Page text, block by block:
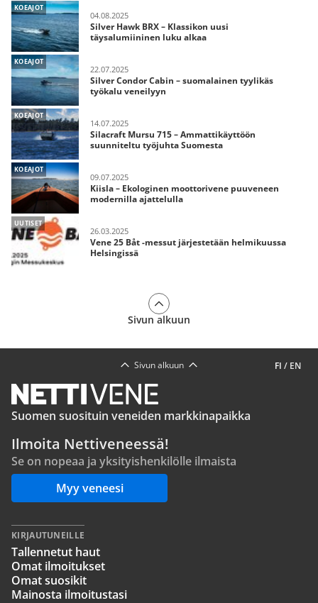
KOEAJOT
04.08.2025
Silver Hawk BRX – Klassikon uusi
täysalumiininen luku alkaa
KOEAJOT
22.07.2025
Silver Condor Cabin – suomalainen tyylikäs
työkalu veneilyyn
KOEAJOT
14.07.2025
Silacraft Mursu 715 – Ammattikäyttöön
suunniteltu työjuhta Suomesta
KOEAJOT
09.07.2025
Kiisla – Ekologinen moottorivene puuveneen
modernilla ajattelulla
UUTISET
26.03.2025
Vene 25 Båt -messut järjestetään helmikuussa
Helsingissä
Sivun alkuun
FI / EN
Sivun alkuun
Suomen suosituin veneiden markkinapaikka
Ilmoita Nettiveneessä!
Se on nopeaa ja yksityishenkilölle ilmaista
Myy veneesi
KIRJAUTUNEILLE
Tallennetut haut
Omat ilmoitukset
Omat suosikit
Mainosta ilmoitustasi